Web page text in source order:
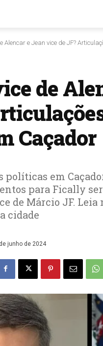
Alencar e Jean vice de JF?
de
Caçador
políticas em
para Fically
de Márcio JF.
cidade
junho de 2024